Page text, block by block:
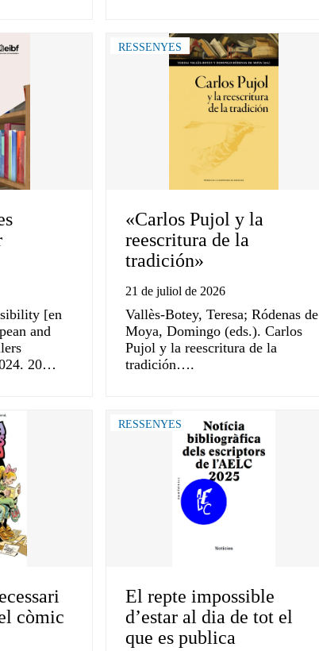
[en
and
20…
RESSENYES
«Carlos Pujol y la
reescritura de la
tradición»
21 de juliol de 2026
Vallès-Botey, Teresa; Ródenas de
Moya, Domingo (eds.). Carlos
Pujol y la reescritura de la
tradición….
còmic
RESSENYES
El repte impossible
d’estar al dia de tot el
que es publica